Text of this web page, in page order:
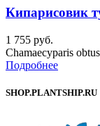
Кипарисовик
1 755 руб.
Chamaecyparis
Подробнее
SHOP.PLANTSHIP.RU